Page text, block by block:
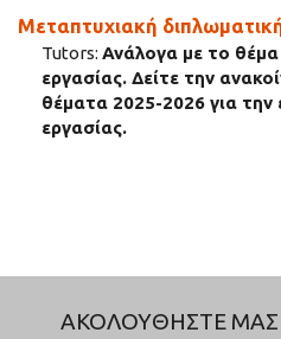
Μεταπτυχιακή
Tutors: Ανάλογα με το
εργασίας. Δείτε την
θέματα 2025-2026 για την
εργασίας.
ΑΚΟΛΟΥΘΗΣΤΕ ΜΑΣ